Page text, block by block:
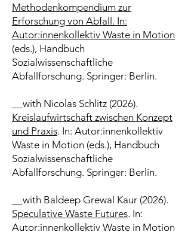
Methodenkompendium zur
Erforschung von Abfall. In:
Autor:innenkollektiv Waste in Motion
(eds.), Handbuch
Sozialwissenschaftliche
Abfallforschung. Springer: Berlin.
__with Nicolas Schlitz (2026).
Kreislaufwirtschaft zwischen Konzept
und Praxis. In: Autor:innenkollektiv
Waste in Motion (eds.), Handbuch
Sozialwissenschaftliche
Abfallforschung. Springer: Berlin.
__with Baldeep Grewal Kaur (2026).
Speculative Waste Futures. In:
Autor:innenkollektiv Waste in Motion